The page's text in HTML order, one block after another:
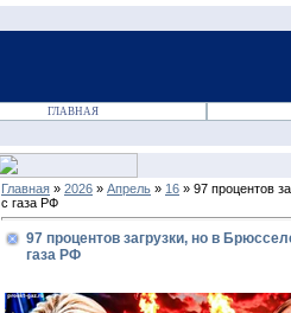
ГЛАВНАЯ
Главная » 2026 » Апрель » 16 » 97 процентов
с газа РФ
97 процентов загрузки, но в
газа РФ